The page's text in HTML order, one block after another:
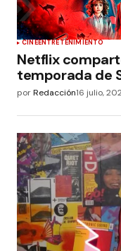
CINEENTRETENIMIENTO
Netflix
temporada de
porRedacción16 julio,